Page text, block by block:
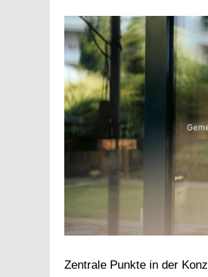
Zentrale Punkte in der